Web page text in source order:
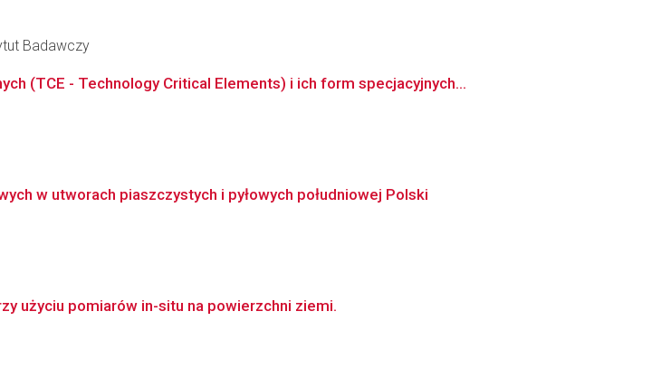
Badawczy
(TCE - Technology Critical Elements) i ich form specjacyjnych...
w utworach piaszczystych i pyłowych południowej Polski
użyciu pomiarów in-situ na powierzchni ziemi.